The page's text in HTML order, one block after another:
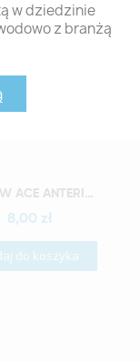
w dziedzinie
z branżą
podgląd YM. NEW ACE ANTERIOR - AKRYLOWE ZĘBY SZTUCZNE - A2-O3
8,00 zł
do koszyka